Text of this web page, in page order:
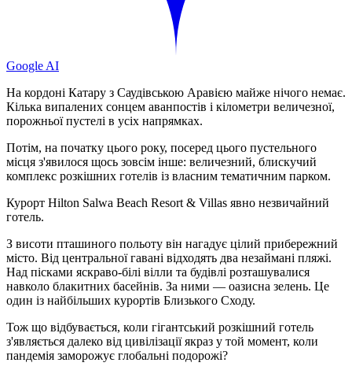
Google AI
На кордоні Катару з Саудівською Аравією майже нічого немає.
Кілька випалених сонцем аванпостів і кілометри величезної,
порожньої пустелі в усіх напрямках.
Потім, на початку цього року, посеред цього пустельного
місця з'явилося щось зовсім інше: величезний, блискучий
комплекс розкішних готелів із власним тематичним парком.
Курорт Hilton Salwa Beach Resort & Villas явно незвичайний
готель.
З висоти пташиного польоту він нагадує цілий прибережний
місто. Від центральної гавані відходять два незаймані пляжі.
Над пісками яскраво-білі вілли та будівлі розташувалися
навколо блакитних басейнів. За ними — оазисна зелень. Це
один із найбільших курортів Близького Сходу.
Тож що відбувається, коли гігантський розкішний готель
з'являється далеко від цивілізації якраз у той момент, коли
пандемія заморожує глобальні подорожі?